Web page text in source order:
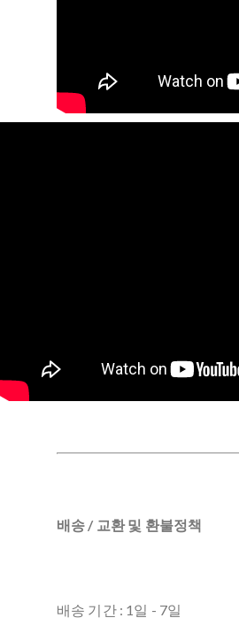
배송 / 교환 및 환불정책
배송 기간 : 1일 - 7일